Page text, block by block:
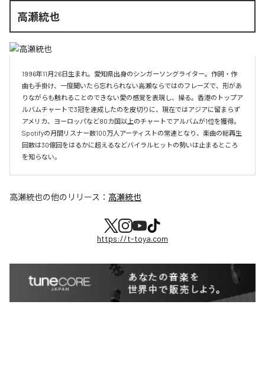
高瀬統也
1996年11月26日生まれ。愛知県出身のシンガーソングライター。作詞・作
曲も手掛け、一度聞いたら忘れられない高瀬ならではのフレーズで、形があ
りながらも触れることのできない愛の感覚を表現し、操る。香港のトップア
ルバムチャートで3冠を達成したのを皮切りに、現在ではアジアに留まらず
アメリカ、ヨーロッパなど80カ国以上のチャートでアルバムが1位を獲得。
Spotifyの月間リスナー数100万人アーティストの常連となり、楽曲の総再生
回数は30億回をはるかに超えるなどバイラルヒットの勢いは止まるところ
を知らない。
高瀬統也の他のリリース： 高瀬統也
https://t-toya.com